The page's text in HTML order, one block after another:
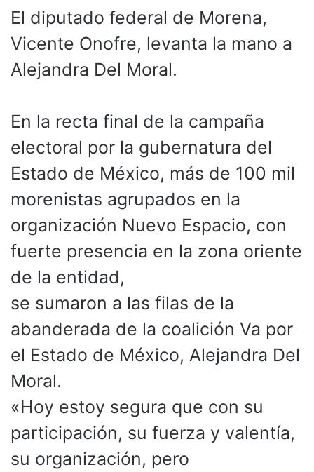
El diputado federal de Morena,
Vicente Onofre, levanta la mano a
Alejandra Del Moral.
En la recta final de la campaña
electoral por la gubernatura del
Estado de México, más de 100 mil
morenistas agrupados en la
organización Nuevo Espacio, con
fuerte presencia en la zona oriente
de la entidad,
se sumaron a las filas de la
abanderada de la coalición Va por
el Estado de México, Alejandra Del
Moral.
«Hoy estoy segura que con su
participación, su fuerza y valentía,
su organización, pero